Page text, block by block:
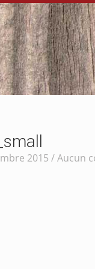
2015 /Aucun